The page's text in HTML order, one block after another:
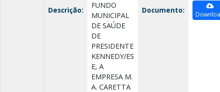
Descrição:
FUNDO
MUNICIPAL
DE SAÚDE
DE
PRESIDENTE
KENNEDY/ES
E, A
EMPRESA M.
A. CARETTA
Documento: